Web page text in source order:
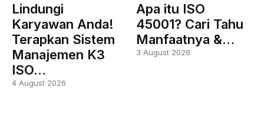
Lindungi
Karyawan Anda!
Terapkan Sistem
Manajemen K3
ISO…
4 August 2026
Apa itu ISO
45001? Cari Tahu
Manfaatnya &…
3 August 2026